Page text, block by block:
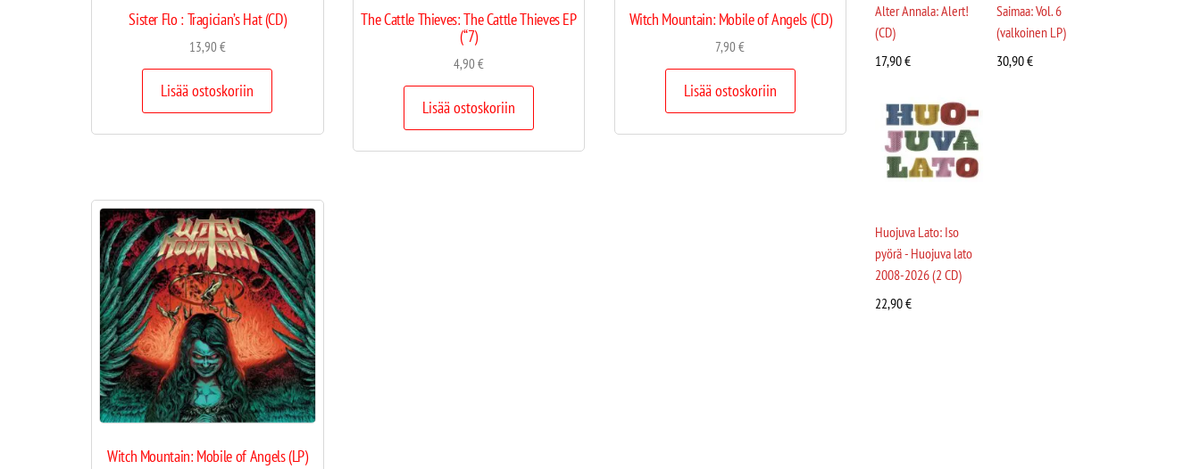
Sister Flo : Tragician’s Hat (CD)
13,90€
Lisää ostoskoriin
The Cattle Thieves: The Cattle Thieves EP
(“7)
4,90€
Lisää ostoskoriin
Witch Mountain: Mobile of Angels (CD)
7,90€
Lisää ostoskoriin
Witch Mountain: Mobile of Angels (LP)
Alter Annala: Alert!
(CD)
17,90€
Saimaa: Vol. 6
(valkoinen LP)
30,90€
Huojuva Lato: Iso
pyörä - Huojuva lato
2008-2026 (2 CD)
22,90€